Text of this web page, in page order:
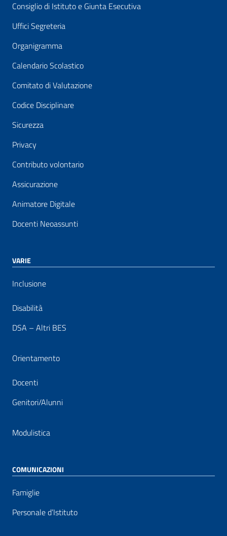
Consiglio di Istituto e Giunta Esecutiva
Uffici Segreteria
Organigramma
Calendario Scolastico
Comitato di Valutazione
Codice Disciplinare
Sicurezza
Privacy
Contributo volontario
Assicurazione
Animatore Digitale
Docenti Neoassunti
VARIE
Inclusione
Disabilità
DSA – Altri BES
Orientamento
Docenti
Genitori/Alunni
Modulistica
COMUNICAZIONI
Famiglie
Personale d’Istituto